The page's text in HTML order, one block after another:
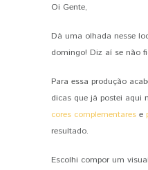
Oi Gente,
Dá uma olhada nesse
domingo! Diz aí se não
Para essa produção
dicas que já postei aqui
cores complementares e
resultado.
Escolhi compor um